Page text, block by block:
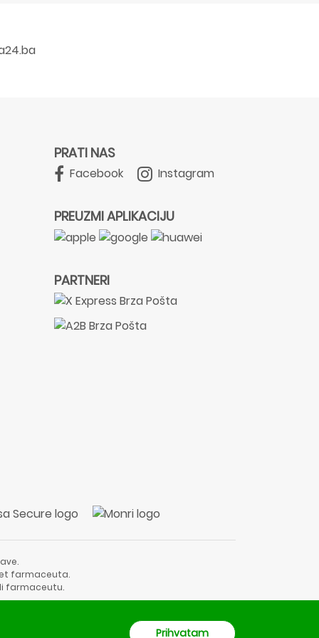
PRATI NAS
Facebook Instagram
PREUZMI APLIKACIJU
PARTNERI
farmaceuta.
farmaceutu.
Prihvatam